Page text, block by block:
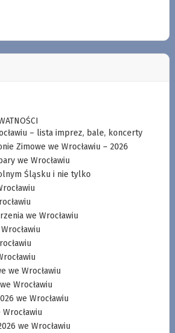
– lista imprez, bale, koncerty
Zimowe we Wrocławiu – 2026
we Wrocławiu
Śląsku i nie tylko
we Wrocławiu
we Wrocławiu
Wrocławiu
we Wrocławiu
we Wrocławiu